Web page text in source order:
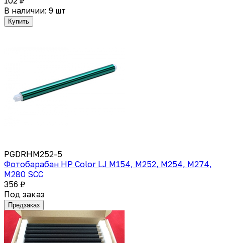
В наличии: 9 шт
Купить
PGDRHM252-5
Фотобарабан HP Color LJ M154, M252, M254, M274,
M280 SCC
356 ₽
Под заказ
Предзаказ